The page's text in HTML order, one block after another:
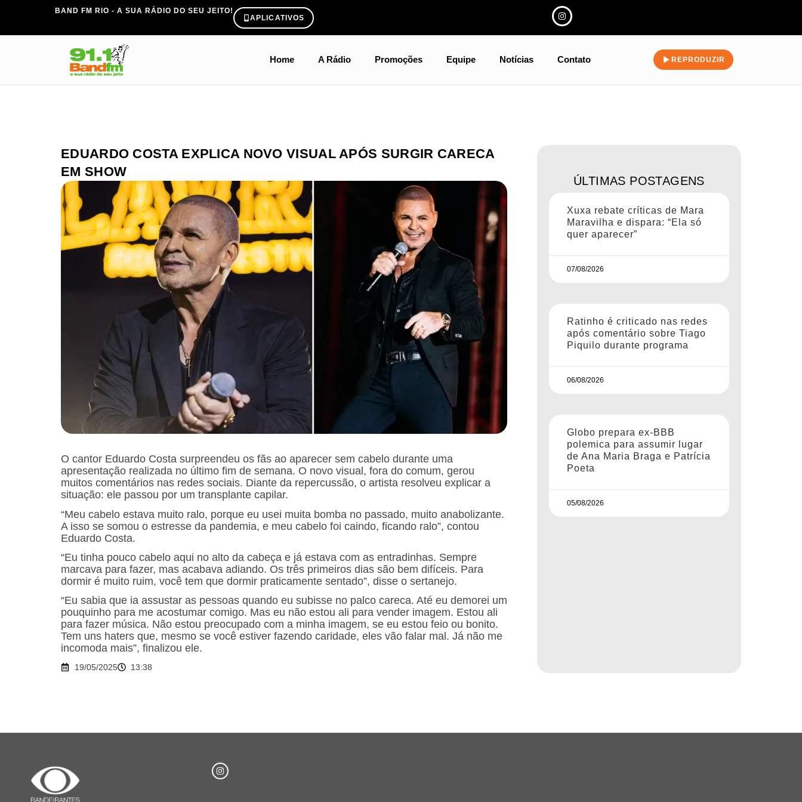
BAND FM RIO - A SUA RÁDIO DO SEU JEITO!
APLICATIVOS
Home A Rádio Promoções Equipe Notícias Contato REPRODUZIR
EDUARDO COSTA EXPLICA NOVO VISUAL APÓS SURGIR CARECA
EM SHOW
O cantor Eduardo Costa surpreendeu os fãs ao aparecer sem cabelo durante uma
apresentação realizada no último fim de semana. O novo visual, fora do comum, gerou
muitos comentários nas redes sociais. Diante da repercussão, o artista resolveu explicar a
situação: ele passou por um transplante capilar.
“Meu cabelo estava muito ralo, porque eu usei muita bomba no passado, muito anabolizante.
A isso se somou o estresse da pandemia, e meu cabelo foi caindo, ficando ralo”, contou
Eduardo Costa.
“Eu tinha pouco cabelo aqui no alto da cabeça e já estava com as entradinhas. Sempre
marcava para fazer, mas acabava adiando. Os três primeiros dias são bem difíceis. Para
dormir é muito ruim, você tem que dormir praticamente sentado”, disse o sertanejo.
“Eu sabia que ia assustar as pessoas quando eu subisse no palco careca. Até eu demorei um
pouquinho para me acostumar comigo. Mas eu não estou ali para vender imagem. Estou ali
para fazer música. Não estou preocupado com a minha imagem, se eu estou feio ou bonito.
Tem uns haters que, mesmo se você estiver fazendo caridade, eles vão falar mal. Já não me
incomoda mais”, finalizou ele.
19/05/2025 13:38
ÚLTIMAS POSTAGENS
Xuxa rebate críticas de Mara
Maravilha e dispara: “Ela só
quer aparecer”
07/08/2026
Ratinho é criticado nas redes
após comentário sobre Tiago
Piquilo durante programa
06/08/2026
Globo prepara ex-BBB
polemica para assumir lugar
de Ana Maria Braga e Patrícia
Poeta
05/08/2026